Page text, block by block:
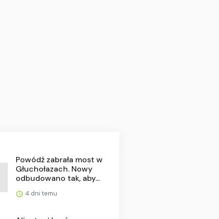
Powódź zabrała most w
Głuchołazach. Nowy
odbudowano tak, aby...
4 dni temu